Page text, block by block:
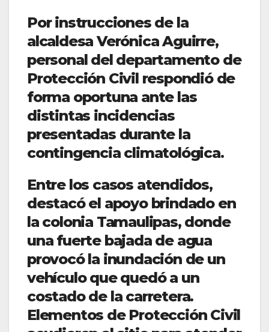
Por instrucciones de la
alcaldesa Verónica Aguirre,
personal del departamento de
Protección Civil respondió de
forma oportuna ante las
distintas incidencias
presentadas durante la
contingencia climatológica.
Entre los casos atendidos,
destacó el apoyo brindado en
la colonia Tamaulipas, donde
una fuerte bajada de agua
provocó la inundación de un
vehículo que quedó a un
costado de la carretera.
Elementos de Protección Civil